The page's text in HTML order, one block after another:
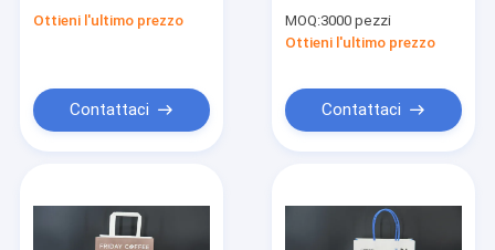
Lamination Finish
Ottieni l'ultimo prezzo
Contattaci
dettaglio
MOQ:3000 pezzi
Ottieni l'ultimo prezzo
Contattaci